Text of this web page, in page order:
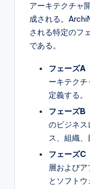
アーキテクチャ
成される。
される特定のフ
である。
フェーズA
ーキテク
定義する。
フェーズB
のビジネス
ス、組織、
フェーズC
層および
とソフトウ